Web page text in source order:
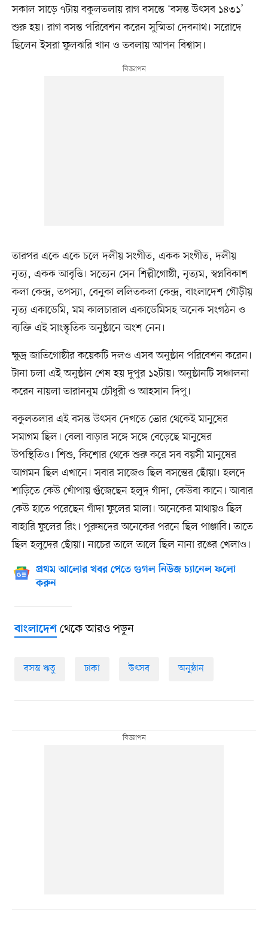
সকাল সাড়ে ৭টায় বকুলতলায় রাগ বসন্তে ‘বসন্ত উৎসব ১৪৩১’
শুরু হয়। রাগ বসন্ত পরিবেশন করেন সুস্মিতা দেবনাথ। সরোদে
ছিলেন ইসরা ফুলঝরি খান ও তবলায় আপন বিশ্বাস।
তারপর একে একে চলে দলীয় সংগীত, একক সংগীত, দলীয়
নৃত্য, একক আবৃত্তি। সত্যেন সেন শিল্পীগোষ্ঠী, নৃত্যম, স্বপ্নবিকাশ
কলা কেন্দ্র, তপস্যা, বেনুকা ললিতকলা কেন্দ্র, বাংলাদেশ গৌড়ীয়
নৃত্য একাডেমি, মম কালচারাল একাডেমিসহ অনেক সংগঠন ও
ব্যক্তি এই সাংস্কৃতিক অনুষ্ঠানে অংশ নেন।
ক্ষুদ্র জাতিগোষ্ঠীর কয়েকটি দলও এসব অনুষ্ঠান পরিবেশন করেন।
টানা চলা এই অনুষ্ঠান শেষ হয় দুপুর ১২টায়। অনুষ্ঠানটি সঞ্চালনা
করেন নায়লা তারাননুম চৌধুরী ও আহসান দিপু।
বকুলতলার এই বসন্ত উৎসব দেখতে ভোর থেকেই মানুষের
সমাগম ছিল। বেলা বাড়ার সঙ্গে সঙ্গে বেড়েছে মানুষের
উপস্থিতিও। শিশু, কিশোর থেকে শুরু করে সব বয়সী মানুষের
আগমন ছিল এখানে। সবার সাজেও ছিল বসন্তের ছোঁয়া। হলদে
শাড়িতে কেউ খোঁপায় গুঁজেছেন হলুদ গাঁদা, কেউবা কানে। আবার
কেউ হাতে পরেছেন গাঁদা ফুলের মালা। অনেকের মাথায়ও ছিল
বাহারি ফুলের রিং। পুরুষদের অনেকের পরনে ছিল পাঞ্জাবি। তাতে
ছিল হলুদের ছোঁয়া। নাচের তালে তালে ছিল নানা রঙের খেলাও।
প্রথম আলোর খবর পেতে গুগল নিউজ চ্যানেল ফলো
করুন
বাংলাদেশথেকে আরও পড়ুন
বসন্ত ঋতু ঢাকা উৎসব অনুষ্ঠান